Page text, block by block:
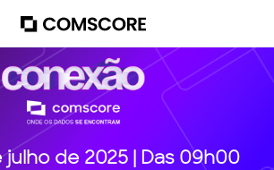
)aktivieren
julho de 2025 | Das 09h00